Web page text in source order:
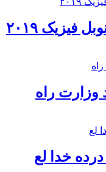
فیزیک ۲۰۱۹
وزارت راه
خدا لع